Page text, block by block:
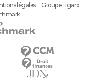
légales
Groupe Figaro